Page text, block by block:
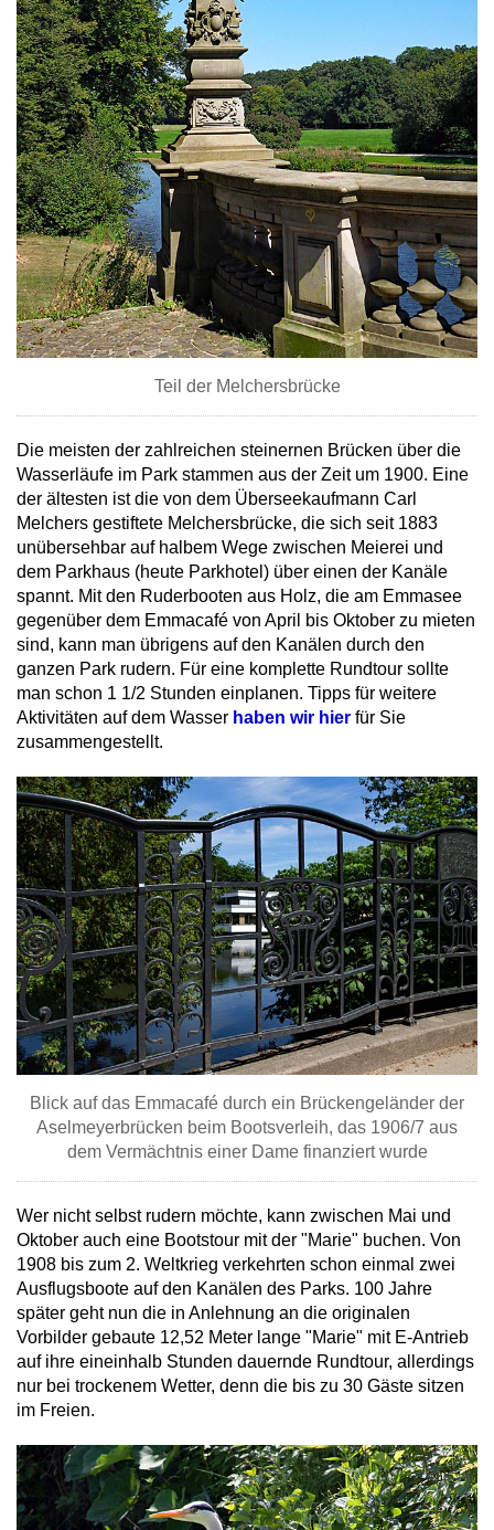
Teil der Melchersbrücke
Die meisten der zahlreichen steinernen Brücken über die
Wasserläufe im Park stammen aus der Zeit um 1900. Eine
der ältesten ist die von dem Überseekaufmann Carl
Melchers gestiftete Melchersbrücke, die sich seit 1883
unübersehbar auf halbem Wege zwischen Meierei und
dem Parkhaus (heute Parkhotel) über einen der Kanäle
spannt. Mit den Ruderbooten aus Holz, die am Emmasee
gegenüber dem Emmacafé von April bis Oktober zu mieten
sind, kann man übrigens auf den Kanälen durch den
ganzen Park rudern. Für eine komplette Rundtour sollte
man schon 1 1/2 Stunden einplanen. Tipps für weitere
Aktivitäten auf dem Wasser haben wir hier für Sie
zusammengestellt.
Blick auf das Emmacafé durch ein Brückengeländer der
Aselmeyerbrücken beim Bootsverleih, das 1906/7 aus
dem Vermächtnis einer Dame finanziert wurde
Wer nicht selbst rudern möchte, kann zwischen Mai und
Oktober auch eine Bootstour mit der "Marie" buchen. Von
1908 bis zum 2. Weltkrieg verkehrten schon einmal zwei
Ausflugsboote auf den Kanälen des Parks. 100 Jahre
später geht nun die in Anlehnung an die originalen
Vorbilder gebaute 12,52 Meter lange "Marie" mit E-Antrieb
auf ihre eineinhalb Stunden dauernde Rundtour, allerdings
nur bei trockenem Wetter, denn die bis zu 30 Gäste sitzen
im Freien.